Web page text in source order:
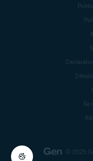
© 2025
Se